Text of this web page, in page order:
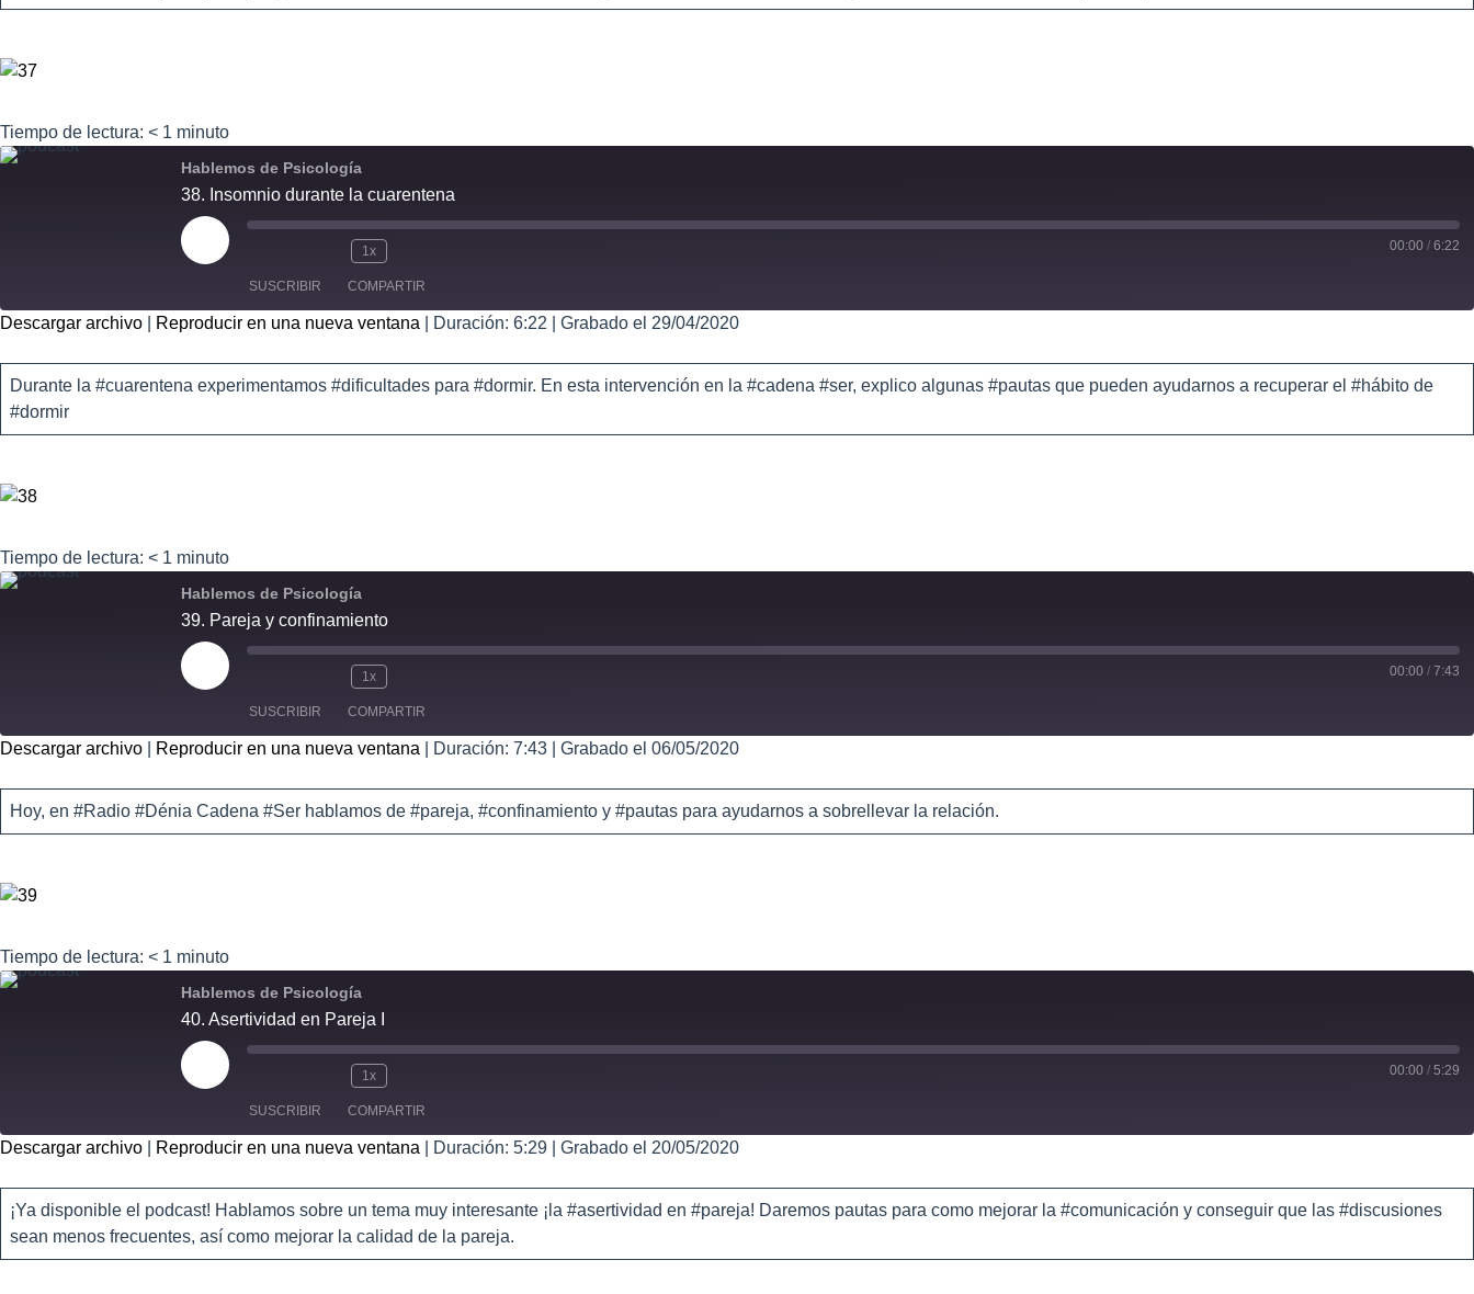
Tiempo de lectura: < 1 minuto
Hablemos de Psicología
38. Insomnio durante la cuarentena
1x 00:00 / 6:22
SUSCRIBIR COMPARTIR
FEED RSS
IR
INCRUSTA
Descargar archivo Reproducir en una nueva ventana Duración: 6:22 Grabado el 29/04/2020
Durante la #cuarentena experimentamos #dificultades para #dormir. En esta intervención en la #cadena #ser, explico algunas #pautas que pueden ayudarnos a recuperar el #hábito de
#dormir
Tiempo de lectura: < 1 minuto
Hablemos de Psicología
39. Pareja y confinamiento
1x 00:00 / 7:43
SUSCRIBIR COMPARTIR
FEED RSS
IR
ENLACE
Descargar archivo Reproducir en una nueva ventana Duración: 7:43 Grabado el 06/05/2020
Hoy, en #Radio #Dénia Cadena #Ser hablamos de #pareja, #confinamiento y #pautas para ayudarnos a sobrellevar la relación.
Tiempo de lectura: < 1 minuto
Hablemos de Psicología
40. Asertividad en Pareja I
1x 00:00 / 5:29
SUSCRIBIR COMPARTIR
FEED RSS
IR
ENLACE
INCRUSTA
Descargar archivo Reproducir en una nueva ventana Duración: 5:29 Grabado el 20/05/2020
¡Ya disponible el podcast! Hablamos sobre un tema muy interesante ¡la #asertividad en #pareja! Daremos pautas para como mejorar la #comunicación y conseguir que las #discusiones
sean menos frecuentes, así como mejorar la calidad de la pareja.